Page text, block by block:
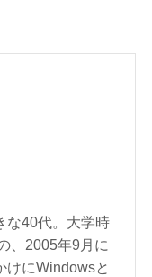
な40代。大学時
、2005年9月に
けにWindowsと